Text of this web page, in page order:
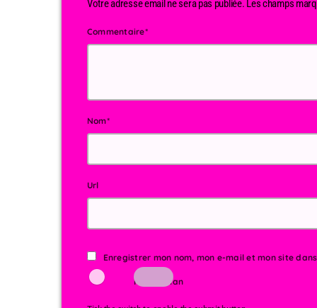
Votre adresse email ne sera pas publiée. Les champs
Commentaire*
Nom*
Url
Enregistrer mon nom, mon e-mail et mon site
I am human